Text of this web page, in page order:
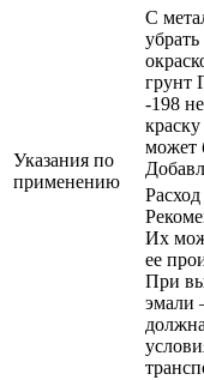
Указания по
применению
С
грунт
-198
может
Их
ее
При
эмали